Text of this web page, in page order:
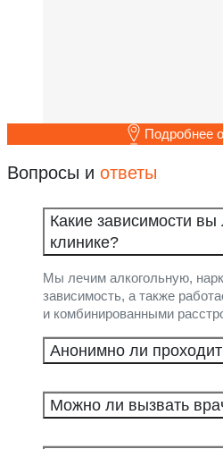
Подробнее
Вопросы и ответы
Какие зависимости
клинике?
Мы лечим алкогольную,
зависимость, а также
и комбинированными
Анонимно ли
Можно ли вызвать